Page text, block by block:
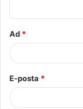
Ad *
E-posta *